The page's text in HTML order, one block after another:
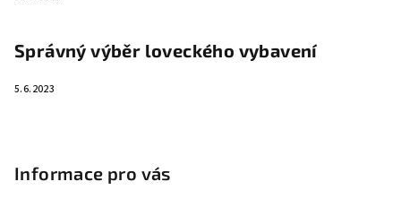
Správný výběr loveckého vybavení
5.6.2023
Informace pro vás